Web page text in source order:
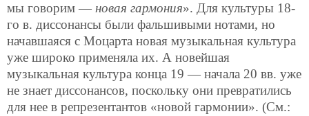
мы говорим — новая гармония». Для культуры 18-
го в. диссонансы были фальшивыми нотами, но
начавшаяся с Моцарта новая музыкальная культура
уже широко применяла их. А новейшая
музыкальная культура конца 19 — начала 20 вв. уже
не знает диссонансов, поскольку они превратились
для нее в репрезентантов «новой гармонии». (См.: